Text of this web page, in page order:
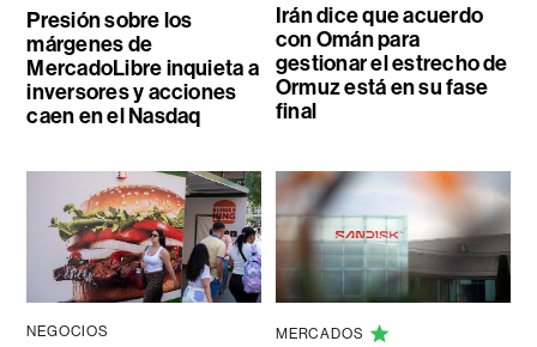
Presión sobre los
márgenes de
MercadoLibre inquieta a
inversores y acciones
caen en el Nasdaq
Irán dice que acuerdo
con Omán para
gestionar el estrecho de
Ormuz está en su fase
final
NEGOCIOS MERCADOS